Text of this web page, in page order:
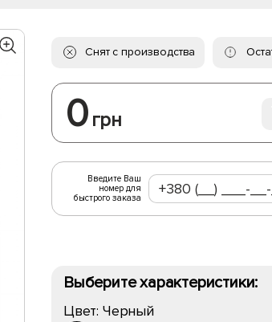
Снят с производства
0 грн
Введите Ваш
номер для
быстрого заказа
Выберите характеристики:
Цвет: Черный